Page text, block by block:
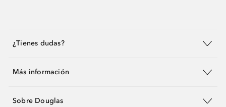
¿Tienes dudas?
Más información
Sobre Douglas